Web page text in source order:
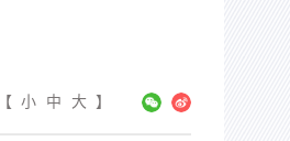
【 小 中 大 】